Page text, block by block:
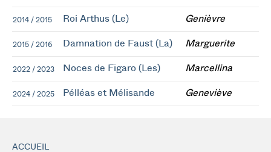
2014 / 2015 Roi Arthus (Le) Genièvre
2015 / 2016 Damnation de Faust (La) Marguerite
2022 / 2023 Noces de Figaro (Les) Marcellina
2024 / 2025 Pélléas et Mélisande Geneviève
ACCUEIL